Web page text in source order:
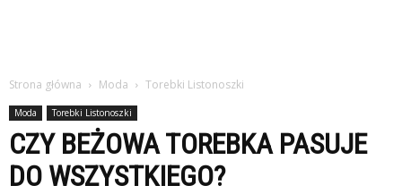
Strona główna Moda Torebki Listonoszki
Moda Torebki Listonoszki
CZY BEŻOWA TOREBKA PASUJE
DO WSZYSTKIEGO?